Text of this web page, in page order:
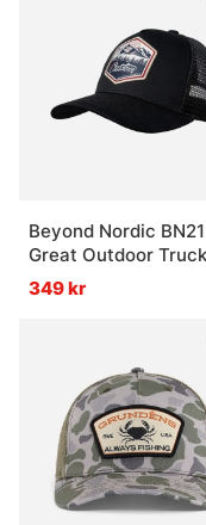
Vad är en
Vad är en mössa
Beyond Nordic
Great Outdoor
Cap G-Black
349 kr